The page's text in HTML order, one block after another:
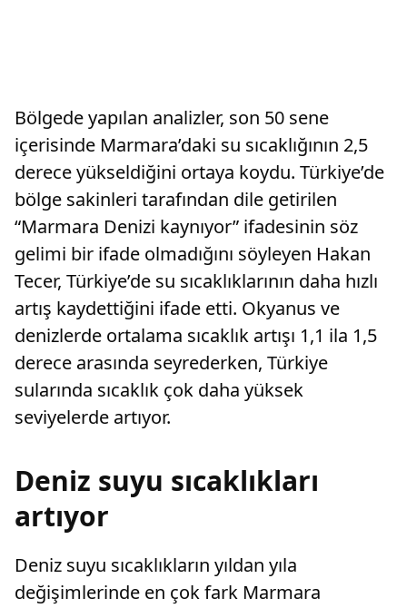
Bölgede yapılan analizler, son 50 sene
içerisinde Marmara’daki su sıcaklığının 2,5
derece yükseldiğini ortaya koydu. Türkiye’de
bölge sakinleri tarafından dile getirilen
“Marmara Denizi kaynıyor” ifadesinin söz
gelimi bir ifade olmadığını söyleyen Hakan
Tecer, Türkiye’de su sıcaklıklarının daha hızlı
artış kaydettiğini ifade etti. Okyanus ve
denizlerde ortalama sıcaklık artışı 1,1 ila 1,5
derece arasında seyrederken, Türkiye
sularında sıcaklık çok daha yüksek
seviyelerde artıyor.
Deniz suyu sıcaklıkları
artıyor
Deniz suyu sıcaklıkların yıldan yıla
değişimlerinde en çok fark Marmara